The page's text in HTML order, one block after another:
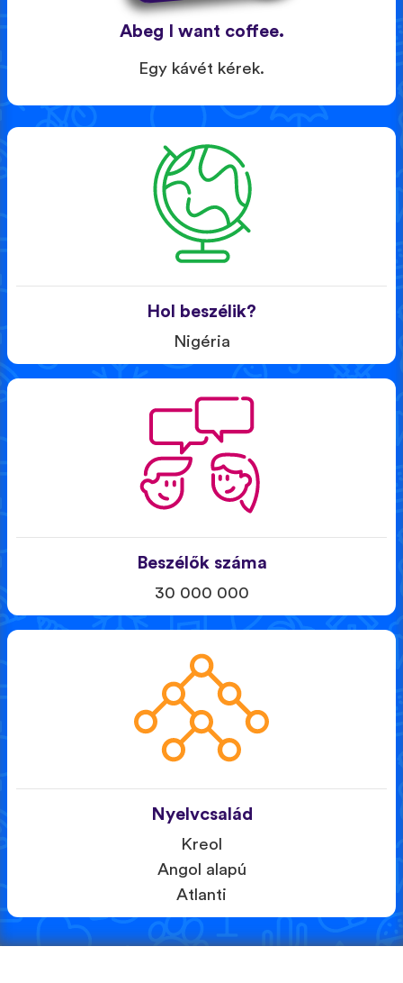
Abeg I want coffee.
Egy kávét kérek.
Hol beszélik?
Nigéria
Beszélők száma
30 000 000
Nyelvcsalád
Kreol
Angol alapú
Atlanti